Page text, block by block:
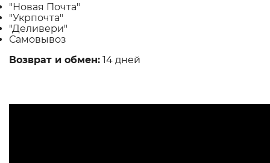
"Новая Почта"
"Укрпочта"
"Деливери"
Самовывоз
Возврат и обмен: 14 дней